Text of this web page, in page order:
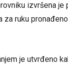
izvršena je
ruku
je utvrđeno